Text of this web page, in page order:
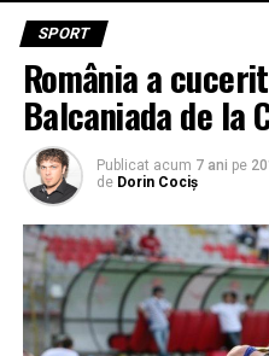
SPORT
România a
Balcaniada de la
Publicat acum 7 ani pe
de Dorin Cociș